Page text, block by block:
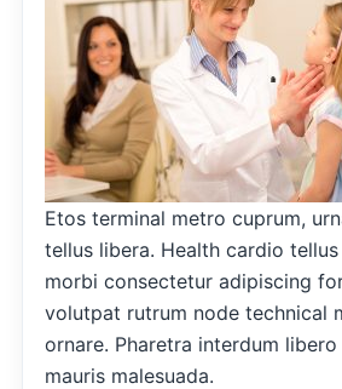
Etos terminal metro cuprum,
tellus libera. Health cardio
morbi consectetur adipiscing
volutpat rutrum node technical
ornare. Pharetra interdum
mauris malesuada.